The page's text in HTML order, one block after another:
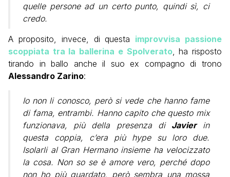
quelle persone ad un certo punto, quindi sì, ci
credo.
A proposito, invece, di questa improvvisa passione
scoppiata tra la ballerina e Spolverato, ha risposto
tirando in ballo anche il suo ex compagno di trono
Alessandro Zarino:
Io non li conosco, però si vede che hanno fame
di fama, entrambi. Hanno capito che questo mix
funzionava, più della presenza di Javierin
questa coppia, c’era più hype su loro due.
Isolarli al Gran Hermano insieme ha velocizzato
la cosa. Non so se è amore vero, perché dopo
non ho più guardato, però sembra una mossa